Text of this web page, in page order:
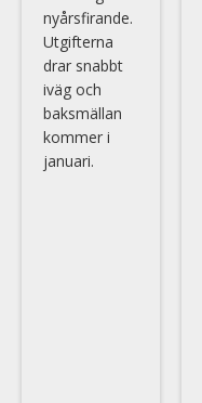
nyårsfirande.
Utgifterna
drar snabbt
iväg och
baksmällan
kommer i
januari.